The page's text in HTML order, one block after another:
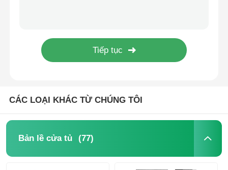
Nhà
Sản phẩm
CÁC LOẠI KHÁC TỪ CHÚNG TÔI
Bản lề cửa tủ (77)